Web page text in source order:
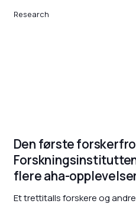
Research
Den første
flere aha-
Et trettitalls forskere og